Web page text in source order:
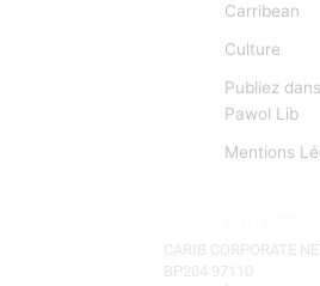
Carribean
Culture
Publiez dans
Pawol Lib
Mentions
CARIB CORPORATE
BP204 97110